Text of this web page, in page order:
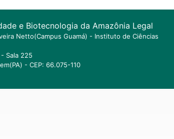
e Biotecnologia da Amazônia Legal
Netto(Campus Guamá) - Instituto de Ciências
Sala 225
- CEP: 66.075-110